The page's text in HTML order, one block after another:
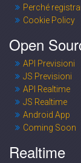
Precipitazione oraria (mm)
Perché
Cookie Policy
Open
API Previsioni
JS Previsioni
API Realtime
JS Realtime
Android App
Coming Soon
Realtime